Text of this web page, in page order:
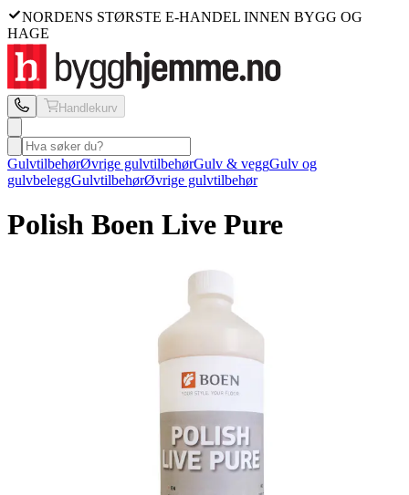
NORDENS STØRSTE E-HANDEL INNEN BYGG OG
HAGE
Handlekurv
GulvtilbehørØvrige gulvtilbehørGulv & veggGulv og
gulvbeleggGulvtilbehørØvrige gulvtilbehør
Polish Boen Live Pure